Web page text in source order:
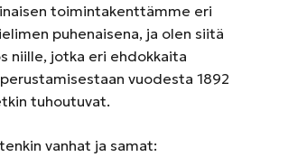
toimintakenttämme eri
puhenaisena, ja olen siitä
niille, jotka eri ehdokkaita
vuodesta 1892
tuhoutuvat.
vanhat ja samat: